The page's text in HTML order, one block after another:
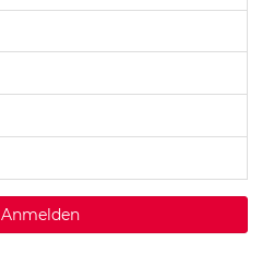
Anmelden